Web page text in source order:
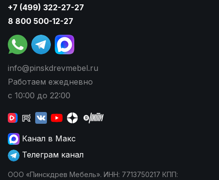
+7 (499) 322-27-27
8 800 500-12-27
info@pinskdrevmebel.ru
Работаем ежедневно
с 10:00 до 22:00
Канал в Макс
Телеграм канал
ООО «Пинскдрев Мебель». ИНН: 7713750217 КПП: